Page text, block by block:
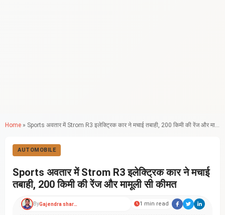
Home » Sports अवतार में Strom R3 इलेक्ट्रिक कार ने मचाई तबाही, 200 किमी की रेंज और मामूली सी कीमत
AUTOMOBILE
Sports अवतार में Strom R3 इलेक्ट्रिक कार ने मचाई
तबाही, 200 किमी की रेंज और मामूली सी कीमत
By Gajendra sharma 1 min read